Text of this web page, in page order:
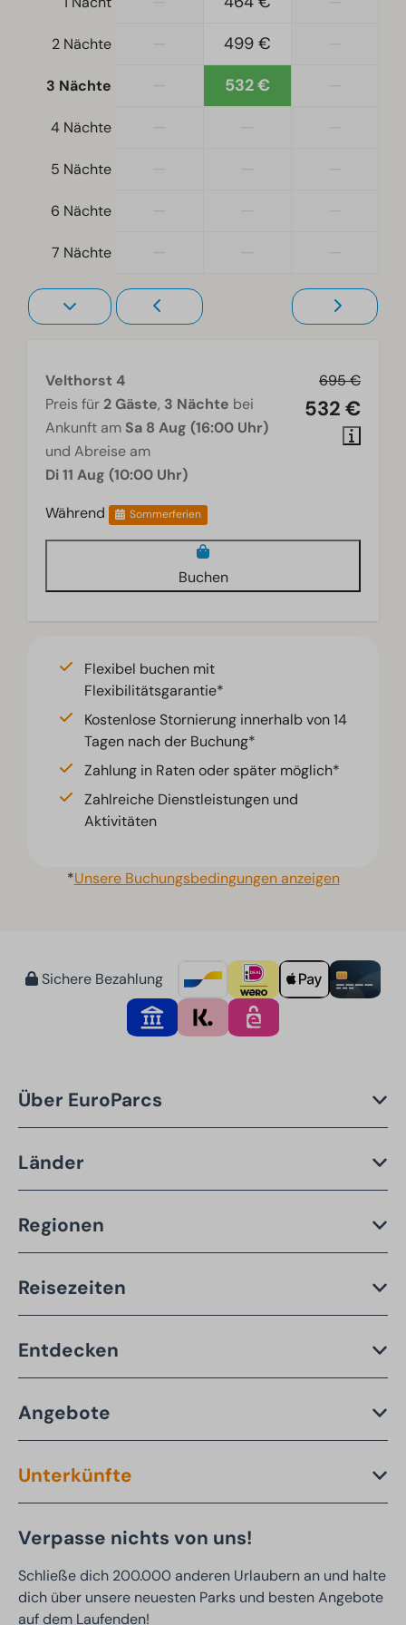
Ferienhaus am Wasser
Schlafzimmer
Einzelbetten: 4
Smart-TV
2 Nächte 499 €
3 Nächte 532 €
4 Nächte
5 Nächte
6 Nächte
7 Nächte
695 €
532 €
Velthorst 4
Preis für 2 Gäste, 3 Nächte bei
Ankunft am Sa 8 Aug (16:00 Uhr)
und Abreise am
Di 11 Aug (10:00 Uhr)
Während
Sommerferien
Buchen
Flexibel buchen mit
Flexibilitätsgarantie*
Kostenlose Stornierung innerhalb von 14
Tagen nach der Buchung*
Zahlung in Raten oder später möglich*
Zahlreiche Dienstleistungen und
Aktivitäten
*Unsere Buchungsbedingungen anzeigen
Sichere Bezahlung
Über EuroParcs
Länder
Regionen
Reisezeiten
Entdecken
Angebote
Unterkünfte
Verpasse nichts von uns!
Schließe dich 200.000 anderen Urlaubern an und halte
dich über unsere neuesten Parks und besten Angebote
auf dem Laufenden!